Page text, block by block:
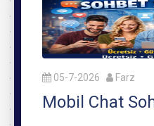
05-7-2026 Farz
Mobil Chat